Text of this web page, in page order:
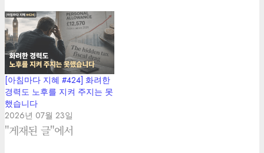
[아침마다 지혜 #424] 화려한
경력도 노후를 지켜 주지는 못
했습니다
2026년 07월 23일
"게재된 글"에서